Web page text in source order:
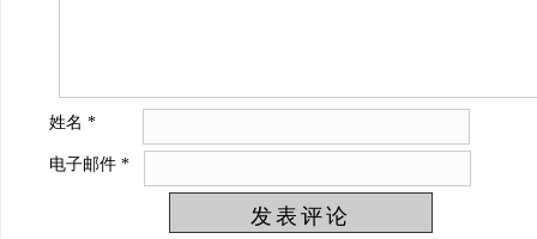
姓名 *
电子邮件 *